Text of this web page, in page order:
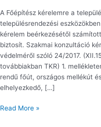
A Főépítész kérelemre a
településrendezési
kérelem beérkezésétől
biztosít. Szakmai konzultáció
védelméről szóló 24/2017.
továbbiakban TKR) 1.
rendű főút, országos mellékút
elhelyezkedő, […]
Read More »